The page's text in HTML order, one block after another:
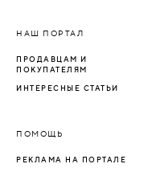
НАШ ПОРТАЛ
ПРОДАВЦАМ И
ПОКУПАТЕЛЯМ
ИНТЕРЕСНЫЕ СТАТЬИ
ПОМОЩЬ
РЕКЛАМА НА ПОРТАЛЕ